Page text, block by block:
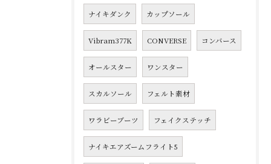
ナイキダンク カップソール
Vibram377K CONVERSE コンバース
オールスター ワンスター
スカルソール フェルト素材
ワラビーブーツ フェイクステッチ
ナイキエアズームフライト5